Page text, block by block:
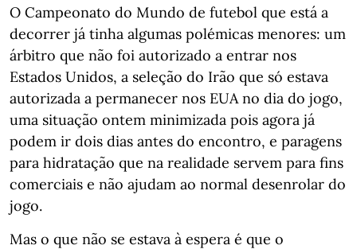
O Campeonato do Mundo de futebol que está a
decorrer já tinha algumas polémicas menores: um
árbitro que não foi autorizado a entrar nos
Estados Unidos, a seleção do Irão que só estava
autorizada a permanecer nos EUA no dia do jogo,
uma situação ontem minimizada pois agora já
podem ir dois dias antes do encontro, e paragens
para hidratação que na realidade servem para fins
comerciais e não ajudam ao normal desenrolar do
jogo.
Mas o que não se estava à espera é que o